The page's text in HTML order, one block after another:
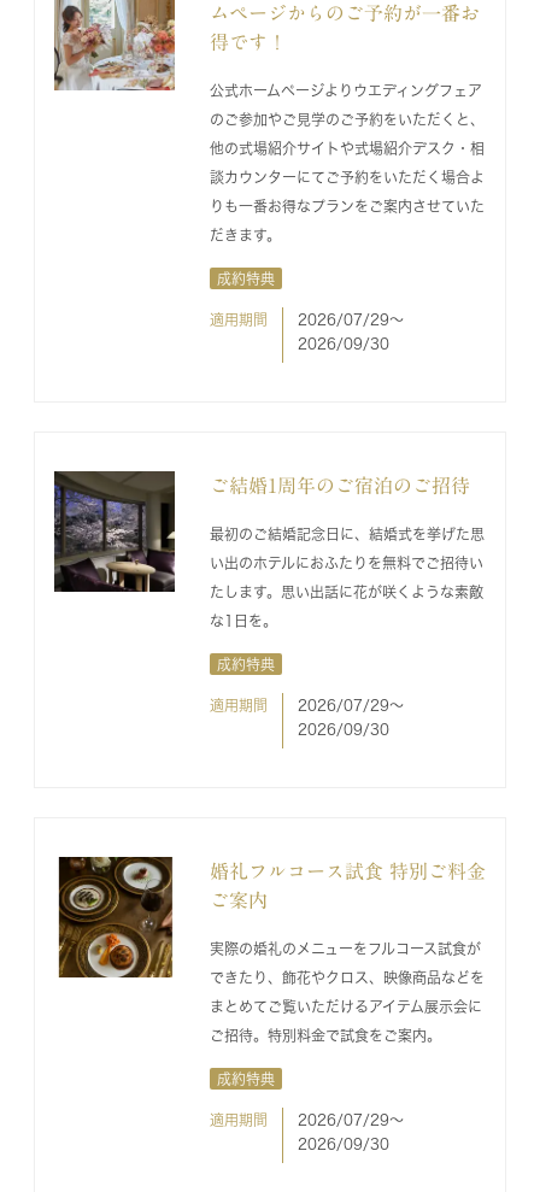
ムページからのご予約が一番お
得です！
公式ホームページよりウエディングフェア
のご参加やご見学のご予約をいただくと、
他の式場紹介サイトや式場紹介デスク・相
談カウンターにてご予約をいただく場合よ
りも一番お得なプランをご案内させていた
だきます。
成約特典
適用期間
2026/07/29〜
2026/09/30
ご結婚1周年のご宿泊のご招待
最初のご結婚記念日に、結婚式を挙げた思
い出のホテルにおふたりを無料でご招待い
たします。思い出話に花が咲くような素敵
な1日を。
成約特典
適用期間
2026/07/29〜
2026/09/30
婚礼フルコース試食 特別ご料金
ご案内
実際の婚礼のメニューをフルコース試食が
できたり、飾花やクロス、映像商品などを
まとめてご覧いただけるアイテム展示会に
ご招待。特別料金で試食をご案内。
成約特典
適用期間
2026/07/29〜
2026/09/30